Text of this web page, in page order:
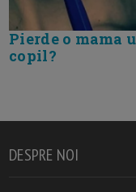
Pierde o mama
copil?
DESPRE NOI